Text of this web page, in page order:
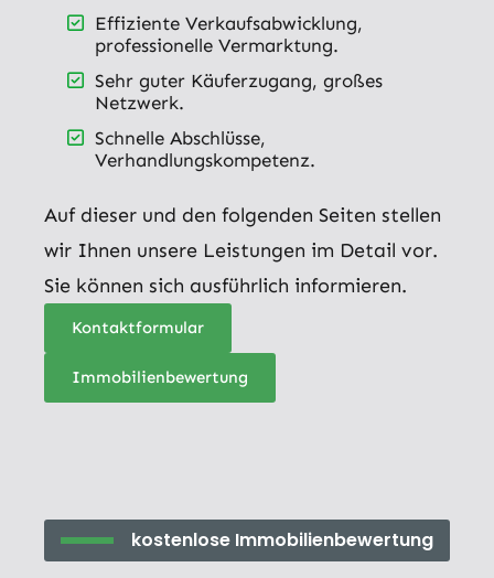
Effiziente Verkaufsabwicklung,
professionelle Vermarktung.
Sehr guter Käuferzugang, großes
Netzwerk.
Schnelle Abschlüsse,
Verhandlungskompetenz.
Auf dieser und den folgenden Seiten stellen
wir Ihnen unsere Leistungen im Detail vor.
Sie können sich ausführlich informieren.
Kontaktformular
Immobilienbewertung
kostenlose Immobilienbewertung